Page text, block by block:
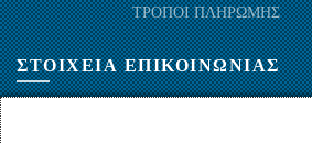
ΤΡΟΠΟΙ ΠΛΗΡΩΜΗΣ
ΣΤΟΙΧΕΙΑ ΕΠΙΚΟΙΝΩΝΙΑΣ